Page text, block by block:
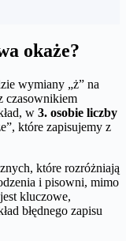
okaże?
wymiany „ż” na
czasownikiem
w 3. osobie liczby
które zapisujemy z
które rozróżniają
i pisowni, mimo
kluczowe,
błędnego zapisu